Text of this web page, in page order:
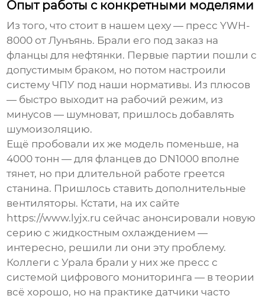
Опыт работы с конкретными моделями
Из того, что стоит в нашем цеху — пресс YWH-
8000 от Лунъянь. Брали его под заказ на
фланцы для нефтянки. Первые партии пошли с
допустимым браком, но потом настроили
систему ЧПУ под наши нормативы. Из плюсов
— быстро выходит на рабочий режим, из
минусов — шумноват, пришлось добавлять
шумоизоляцию.
Ещё пробовали их же модель поменьше, на
4000 тонн — для фланцев до DN1000 вполне
тянет, но при длительной работе греется
станина. Пришлось ставить дополнительные
вентиляторы. Кстати, на их сайте
https://www.lyjx.ru сейчас анонсировали новую
серию с жидкостным охлаждением —
интересно, решили ли они эту проблему.
Коллеги с Урала брали у них же пресс с
системой цифрового мониторинга — в теории
всё хорошо, но на практике датчики часто